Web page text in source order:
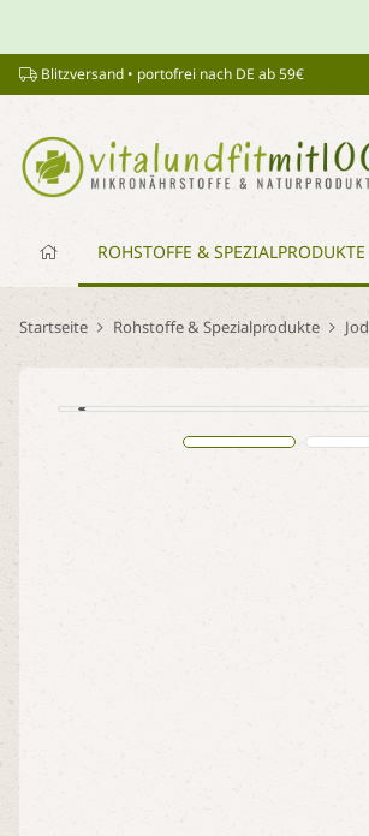
Blitzversand • portofrei nach DE ab 59€
ROHSTOFFE & SPEZIALPRODUKTE
Startseite Rohstoffe & Spezialprodukte Jod